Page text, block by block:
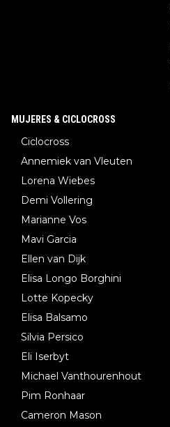
MUJERES & CICLOCROSS
Ciclocross
Annemiek van Vleuten
Lorena Wiebes
Demi Vollering
Marianne Vos
Mavi Garcia
Ellen van Dijk
Elisa Longo Borghini
Lotte Kopecky
Elisa Balsamo
Silvia Persico
Eli Iserbyt
Michael Vanthourenhout
Pim Ronhaar
Cameron Mason